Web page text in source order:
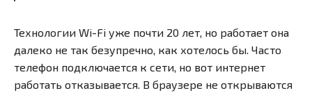
Технологии Wi-Fi уже почти 20 лет, но работает она
далеко не так безупречно, как хотелось бы. Часто
телефон подключается к сети, но вот интернет
работать отказывается. В браузере не открываются